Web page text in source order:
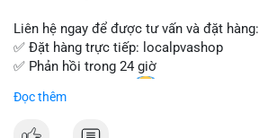
Liên hệ ngay để được tư vấn và đặt hàng:
✅ Đặt hàng trực tiếp: localpvashop
✅ Phản hồi trong 24 giờ
✅ WhatsApp: +1 (66
✅ Telegram: @localpvashop
✅ Email: localpvashop@gmail.com
Đọc thêm